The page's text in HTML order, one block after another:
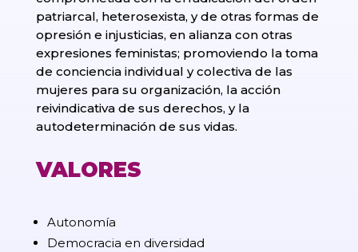
patriarcal, heterosexista, y de otras formas de
opresión e injusticias, en alianza con otras
expresiones feministas; promoviendo la toma
de conciencia individual y colectiva de las
mujeres para su organización, la acción
reivindicativa de sus derechos, y la
autodeterminación de sus vidas.
VALORES
Autonomía
Democracia en diversidad